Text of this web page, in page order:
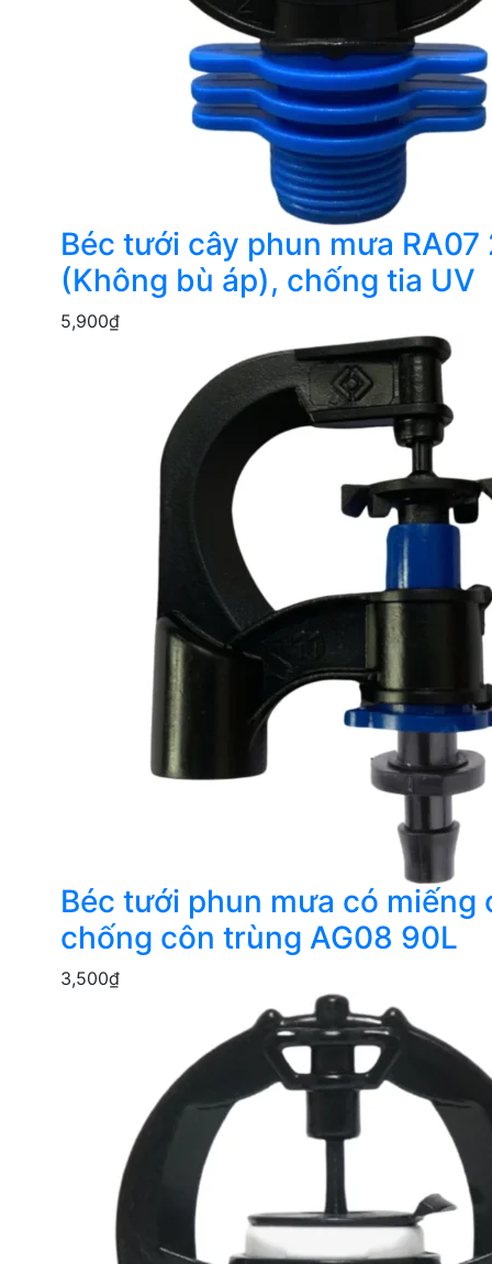
Béc tưới cây phun mưa
(Không bù áp), chống tia UV
5,900₫
Béc tưới phun mưa có miếng
chống côn trùng AG08 90L
3,500₫